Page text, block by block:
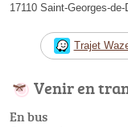
17110 Saint-Georges-de-
Trajet
Venir en
En bus